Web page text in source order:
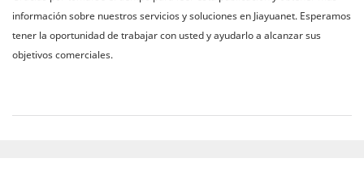
información sobre nuestros servicios y soluciones en Jiayuanet. Esperamos
tener la oportunidad de trabajar con usted y ayudarlo a alcanzar sus
objetivos comerciales.